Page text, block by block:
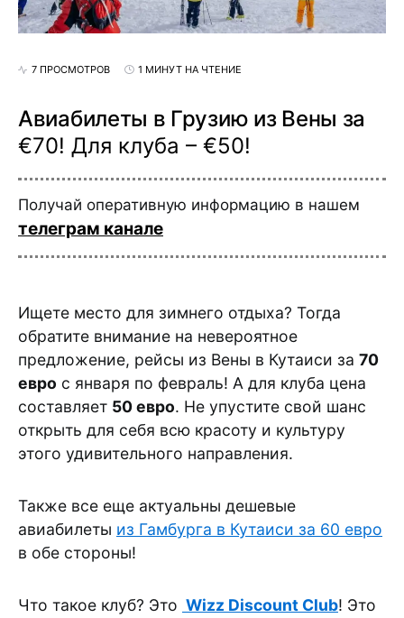
7 ПРОСМОТРОВ 1 МИНУТ НА ЧТЕНИЕ
Авиабилеты в Грузию из Вены за
€70! Для клуба – €50!
Получай оперативную информацию в нашем
телеграм канале
Ищете место для зимнего отдыха? Тогда
обратите внимание на невероятное
предложение, рейсы из Вены в Кутаиси за 70
евро с января по февраль! А для клуба цена
составляет 50 евро. Не упустите свой шанс
открыть для себя всю красоту и культуру
этого удивительного направления.
Также все еще актуальны дешевые
авиабилеты из Гамбурга в Кутаиси за 60 евро
в обе стороны!
Что такое клуб? Это Wizz Discount Club! Это